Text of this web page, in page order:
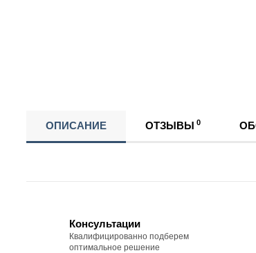
ОПИСАНИЕ ОТЗЫВЫ 0
Консультации
Квалифицированно подберем
оптимальное решение